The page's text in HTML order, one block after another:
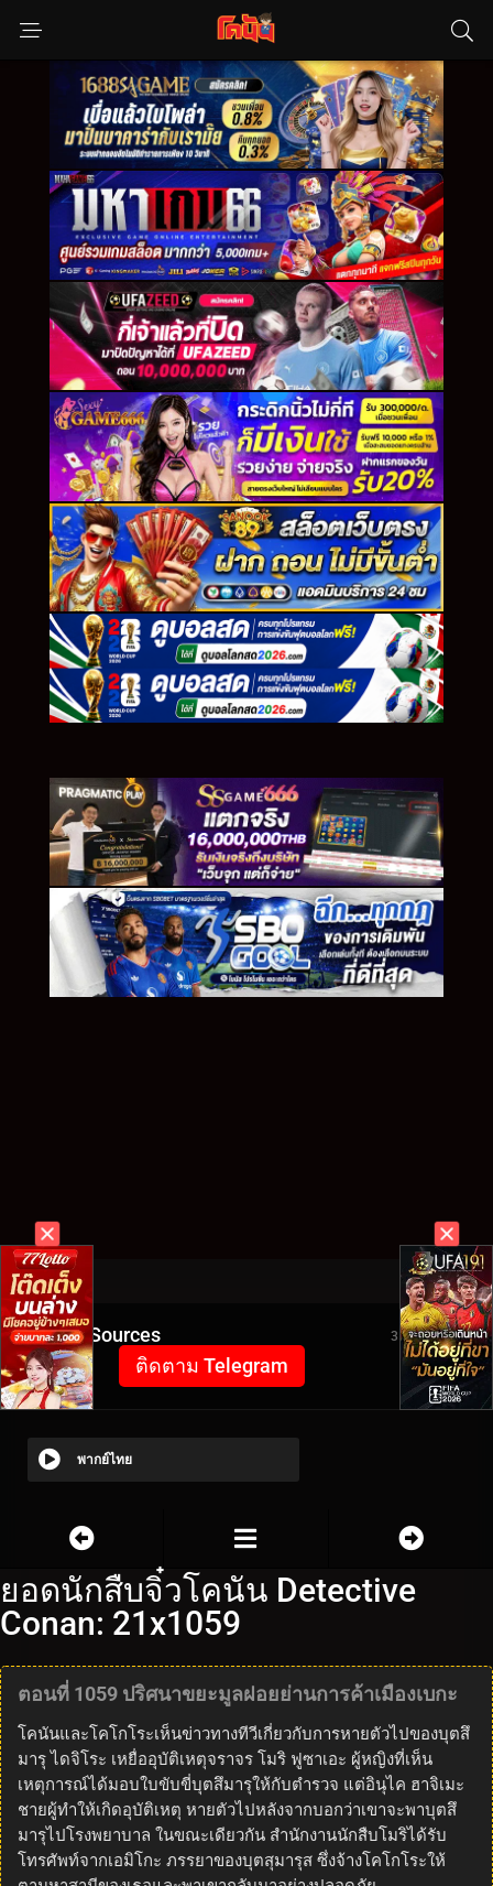
Video Sources 3506 Views
ติดตาม Telegram
พากย์ไทย
ยอดนักสืบจิ๋วโคนัน Detective
Conan: 21x1059
ตอนที่ 1059 ปริศนาขยะมูลฝอยย่านการค้าเมืองเบกะ
โคนันและโคโกโระเห็นข่าวทางทีวีเกี่ยวกับการหายตัวไปของบุตสึ
มารุ ไดจิโระ เหยื่ออุบัติเหตุจราจร โมริ ฟูซาเอะ ผู้หญิงที่เห็น
เหตุการณ์ได้มอบใบขับขี่บุตสึมารุให้กับตำรวจ แต่อินุไค ฮาจิเมะ
ชายผู้ทำให้เกิดอุบัติเหตุ หายตัวไปหลังจากบอกว่าเขาจะพาบุตสึ
มารุไปโรงพยาบาล ในขณะเดียวกัน สำนักงานนักสืบโมริได้รับ
โทรศัพท์จากเอมิโกะ ภรรยาของบุตสุมารุส ซึ่งจ้างโคโกโระให้